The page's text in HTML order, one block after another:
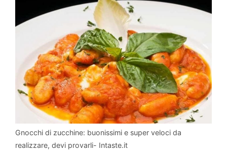
Gnocchi di zucchine: buonissimi e super veloci da
realizzare, devi provarli- Intaste.it